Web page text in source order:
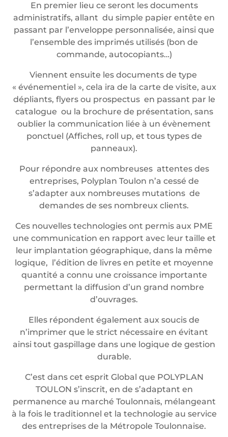
En premier lieu ce seront les documents
administratifs, allant du simple papier entête en
passant par l’enveloppe personnalisée, ainsi que
l’ensemble des imprimés utilisés (bon de
commande, autocopiants…)
Viennent ensuite les documents de type
« événementiel », cela ira de la carte de visite, aux
dépliants, flyers ou prospectus en passant par le
catalogue ou la brochure de présentation, sans
oublier la communication liée à un évènement
ponctuel (Affiches, roll up, et tous types de
panneaux).
Pour répondre aux nombreuses attentes des
entreprises, Polyplan Toulon n’a cessé de
s’adapter aux nombreuses mutations de
demandes de ses nombreux clients.
Ces nouvelles technologies ont permis aux PME
une communication en rapport avec leur taille et
leur implantation géographique, dans la même
logique, l’édition de livres en petite et moyenne
quantité a connu une croissance importante
permettant la diffusion d’un grand nombre
d’ouvrages.
Elles répondent également aux soucis de
n’imprimer que le strict nécessaire en évitant
ainsi tout gaspillage dans une logique de gestion
durable.
C’est dans cet esprit Global que POLYPLAN
TOULON s’inscrit, en de s’adaptant en
permanence au marché Toulonnais, mélangeant
à la fois le traditionnel et la technologie au service
des entreprises de la Métropole Toulonnaise.